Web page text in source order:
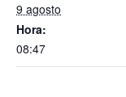
9 agosto
Hora:
08:47